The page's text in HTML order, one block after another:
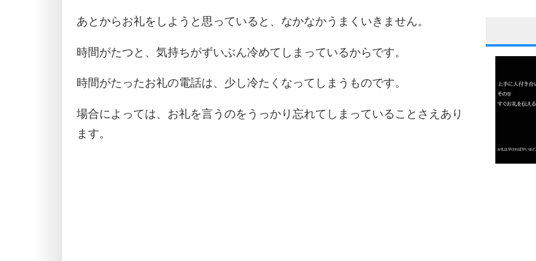
あとからお礼をしようと思っていると、なかなかうまくいきません。
時間がたつと、気持ちがずいぶん冷めてしまっているからです。
時間がたったお礼の電話は、少し冷たくなってしまうものです。
場合によっては、お礼を言うのをうっかり忘れてしまっていることさえあり
ます。
1
3